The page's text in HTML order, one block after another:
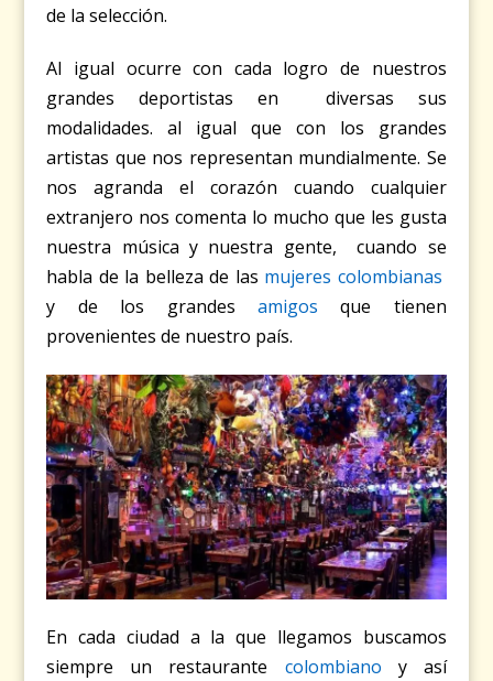
de la selección.
Al igual ocurre con cada logro de nuestros
grandes deportistas en diversas sus
modalidades. al igual que con los grandes
artistas que nos representan mundialmente. Se
nos agranda el corazón cuando cualquier
extranjero nos comenta lo mucho que les gusta
nuestra música y nuestra gente, cuando se
habla de la belleza de las mujeres colombianas
y de los grandes amigos que tienen
provenientes de nuestro país.
En cada ciudad a la que llegamos buscamos
siempre un restaurante colombiano y así